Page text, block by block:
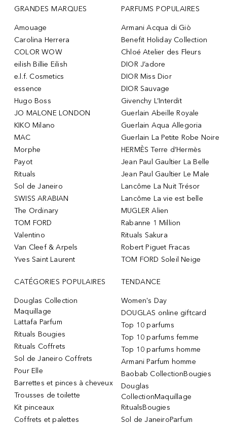
GRANDES MARQUES
Amouage
Carolina Herrera
COLOR WOW
eilish Billie Eilish
e.l.f. Cosmetics
essence
Hugo Boss
JO MALONE LONDON
KIKO Milano
MAC
Morphe
Payot
Rituals
Sol de Janeiro
SWISS ARABIAN
The Ordinary
TOM FORD
Valentino
Van Cleef & Arpels
Yves Saint Laurent
PARFUMS POPULAIRES
Armani Acqua di Giò
Benefit Holiday Collection
Chloé Atelier des Fleurs
DIOR J’adore
DIOR Miss Dior
DIOR Sauvage
Givenchy L’Interdit
Guerlain Abeille Royale
Guerlain Aqua Allegoria
Guerlain La Petite Robe Noire
HERMÈS Terre d’Hermès
Jean Paul Gaultier La Belle
Jean Paul Gaultier Le Male
Lancôme La Nuit Trésor
Lancôme La vie est belle
MUGLER Alien
Rabanne 1 Million
Rituals Sakura
Robert Piguet Fracas
TOM FORD Soleil Neige
CATÉGORIES POPULAIRES
Douglas Collection
Maquillage
Lattafa Parfum
Rituals Bougies
Rituals Coffrets
Sol de Janeiro Coffrets
Pour Elle
Barrettes et pinces à cheveux
Trousses de toilette
Kit pinceaux
Coffrets et palettes
TENDANCE
Women's Day
DOUGLAS online giftcard
Top 10 parfums
Top 10 parfums femme
Top 10 parfums homme
Armani Parfum homme
Baobab CollectionBougies
Douglas
CollectionMaquillage
RitualsBougies
Sol de JaneiroParfum